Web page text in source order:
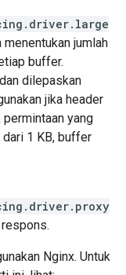
jumlah
buffer.
dilepaskan
jika header
yang
1 KB, buffer
Nginx. Untuk